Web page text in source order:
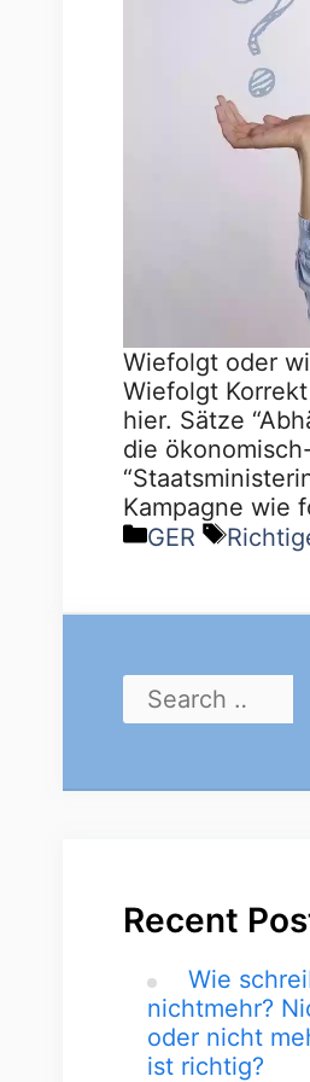
Wiefolgt oder
Wiefolgt
hier. Sätze
die
Kampagne wie
GER
Recent
Wie
nichtmehr?
oder nicht
ist richtig?